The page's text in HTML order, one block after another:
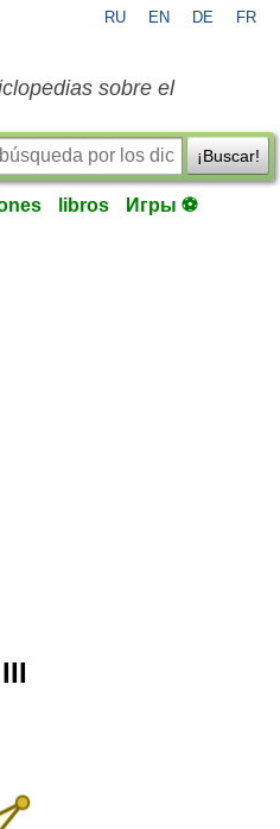
RU EN DE FR
sobre el
¡Buscar!
libros Игры ⚽